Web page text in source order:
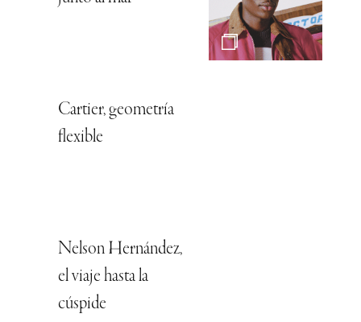
Cartier, geometría
flexible
Nelson Hernández,
el viaje hasta la
cúspide